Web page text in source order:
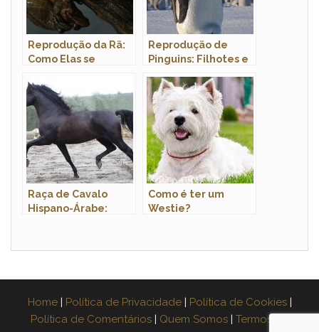
Reprodução da Rã:
Como Elas se
Reprodução de
Pinguins: Filhotes e
Gestação
Raça de Cavalo
Hispano-Árabe:
Como é ter um
Westie?
Home Política de Privacidade Política de Cookies
Política de Comentários
Quem Somos
Termos de